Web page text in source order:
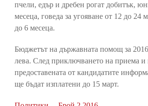
пчели, едър и дребен рогат добитък,
месеца, говеда за угояване от 12 до 24
до 6 месеца.
Бюджетът на държавната помощ за
лева. След приключването на приема и
предоставената от кандидатите
ще бъдат изплатени до 15 март.